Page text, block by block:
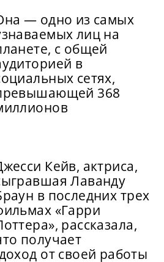
— одно из самых
лиц на
с общей
в
сетях,
368
Кейв, актриса,
Лаванду
в последних трех
«Гарри
рассказала,
получает
от своей работы